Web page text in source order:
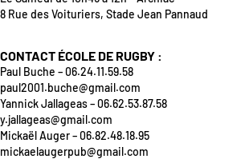
8 Rue des Voituriers, Stade Jean Pannaud
CONTACT ÉCOLE DE RUGBY :
Paul Buche – 06.24.11.59.58
paul2001.buche@gmail.com
Yannick Jallageas– 06.62.53.87.58
y.jallageas@gmail.com
Mickaël Auger– 06.82.48.18.95
mickaelaugerpub@gmail.com